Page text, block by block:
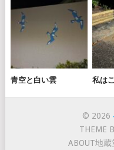
青空と白い雲 私は
© 2026
THEME
ABOUT地蔵